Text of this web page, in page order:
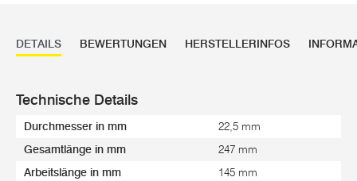
DETAILS BEWERTUNGEN HERSTELLERINFOS
Technische Details
Durchmesser in mm 22,5 mm
Gesamtlänge in mm 247 mm
Arbeitslänge in mm 145 mm